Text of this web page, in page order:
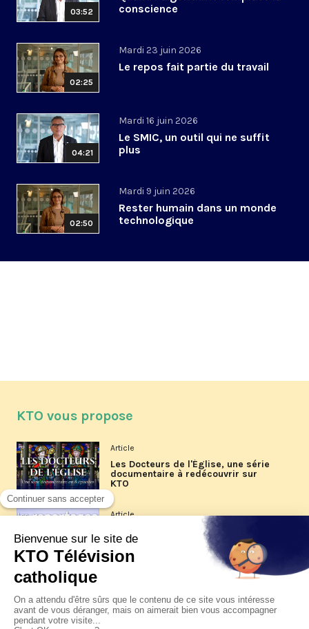
03:52
conscience
02:25
Mardi 23 juin 2026
Le repos fait partie du travail
04:21
Mardi 16 juin 2026
Le SMIC, un outil qui ne suffit
plus
02:50
Mardi 9 juin 2026
Rester humain dans un monde
technologique
KTO vous propose
Article
Les Docteurs de l'Église, une série
documentaire à redécouvrir sur
KTO
Article
Les reportages d'été 2026 de KTO
La visite pastorale du pape Léon
XIV à Assise à suivre sur KTO le
jeudi 6 août